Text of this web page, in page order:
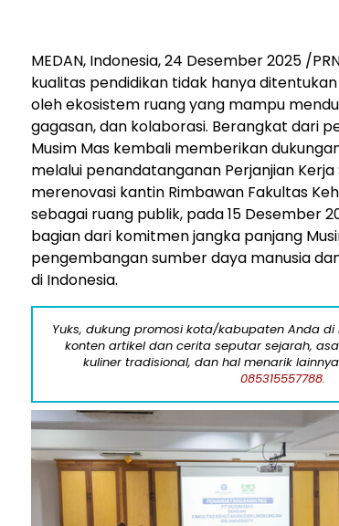
MEDAN, Indonesia, 24 Desember 2025 /
kualitas pendidikan tidak hanya
oleh ekosistem ruang yang mampu
gagasan, dan kolaborasi. Berangkat dari
Musim Mas kembali memberikan
melalui penandatanganan Perjanjian Kerja
merenovasi kantin Rimbawan Fakultas
sebagai ruang publik, pada 15 Desember
bagian dari komitmen jangka panjang
pengembangan sumber daya manusia
di Indonesia.
Yuks, dukung promosi kota/kabupaten Anda
konten artikel dan cerita seputar sejarah,
kuliner tradisional, dan hal menarik
085315557788.